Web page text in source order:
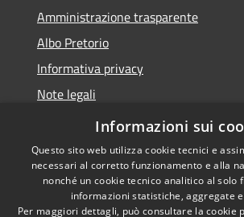
Amministrazione trasparente
Albo Pretorio
Informativa privacy
Note legali
Dichiarazione di accessibilità
Informazioni sui
Questo sito web utilizza cookie tecnici e
necessari al corretto funzionamento e alla
nonché un cookie tecnico analitico al solo
informazioni statistiche, aggregate
Per maggiori dettagli, può consultare la cookie